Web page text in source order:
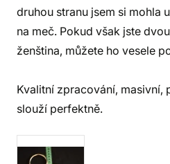
druhou stranu jsem si mohla
na meč. Pokud však jste
ženština, můžete ho vesele
Kvalitní zpracování, masivní,
slouží perfektně.